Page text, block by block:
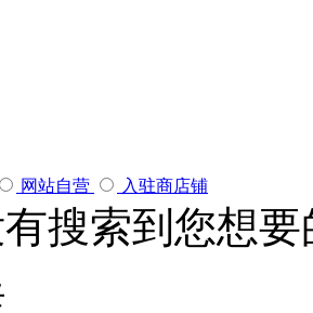
网站自营 入驻商店铺
有搜索到您想